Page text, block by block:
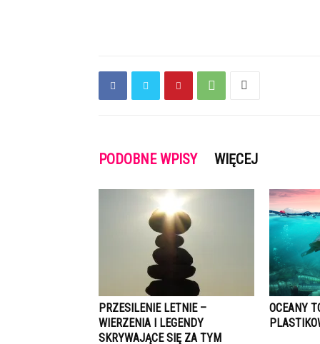
PODOBNE WPISY WIĘCEJ
PRZESILENIE LETNIE –
WIERZENIA I LEGENDY
SKRYWAJĄCE SIĘ ZA TYM
OCEANY